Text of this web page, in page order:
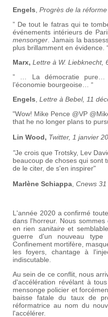
Engels, Progrès de la
” De tout le fatras qui te
événements intérieurs de
mensonger. Jamais la
plus brillamment en évidence. “
Marx, Lettre à W. Liebknecht,
” … La démocratie
l’économie bourgeoise… “
Engels, Lettre à Bebel, 11
"Wow! Mike Pence @VP
that he no longer plans to
Lin Wood, Twitter, 1 janvier
"Je crois que Trotsky, Lev
beaucoup de choses qui sont
de le citer, de s'en inspirer"
Marlène Schiappa, Cnews
L'année 2020 a confirmé
dans l'horreur. Nous
en rien sanitaireet
guerre d'un nouveau
Confinement mortifère,
les foyers, chantage à
indiscutable.
Au sein de ce conflit, nous
d'accélération révélant à
mensonge policier et
baisse fatale du taux de
réformatrice au nom du
l'accélérer.